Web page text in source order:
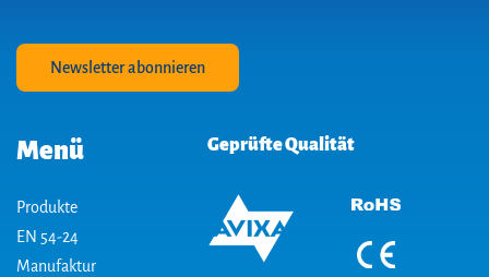
Newsletter abonnieren
Menü
Produkte
EN 54-24
Manufaktur
Geprüfte Qualität